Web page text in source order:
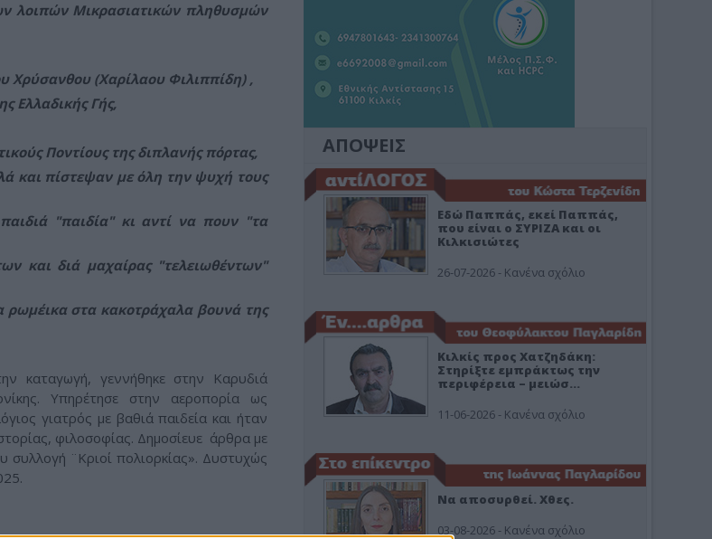
λοιπών Μικρασιατικών πληθυσμών
Χρύσανθου (Χαρίλαου Φιλιππίδη) ,
Ελλαδικής Γής,
Ποντίους της διπλανής πόρτας,
και πίστεψαν με όλη την ψυχή τους
"παιδία" κι αντί να πουν "τα
και διά μαχαίρας "τελειωθέντων"
στα κακοτράχαλα βουνά της
καταγωγή, γεννήθηκε στην Καρυδιά
Υπηρέτησε στην αεροπορία ως
γιατρός με βαθιά παιδεία και ήταν
φιλοσοφίας. Δημοσίευε άρθρα με
¨Κριοί πολιορκίας». Δυστυχώς
ΑΠΟΨΕΙΣ
Εδώ Παππάς, εκεί Παππάς,
που είναι ο ΣΥΡΙΖΑ και οι
Κιλκισιώτες
26-07-2026 - Κανένα σχόλιο
Κιλκίς προς Χατζηδάκη:
Στηρίξτε εμπράκτως την
περιφέρεια – μειώσ…
11-06-2026 - Κανένα σχόλιο
Να αποσυρθεί. Χθες.
03-08-2026 - Κανένα σχόλιο